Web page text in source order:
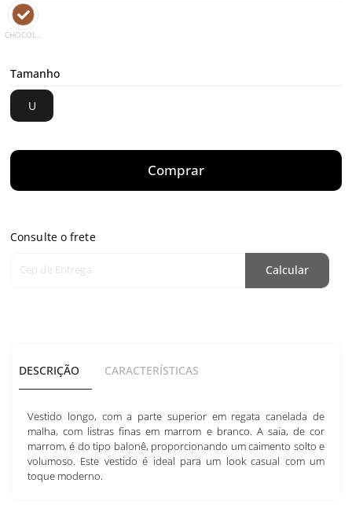
CHOCOLATE
Tamanho
U
Comprar
Consulte o frete
Cep de Entrega Calcular
DESCRIÇÃO CARACTERÍSTICAS
Vestido longo, com a parte superior em regata canelada de
malha, com listras finas em marrom e branco. A saia, de cor
marrom, é do tipo balonê, proporcionando um caimento solto e
volumoso. Este vestido é ideal para um look casual com um
toque moderno.